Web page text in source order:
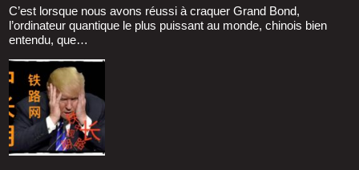
C’est lorsque nous avons réus­si à cra­quer Grand Bond,
l’ordinateur quan­tique le plus puis­sant au monde, chi­nois bien
enten­du, que…